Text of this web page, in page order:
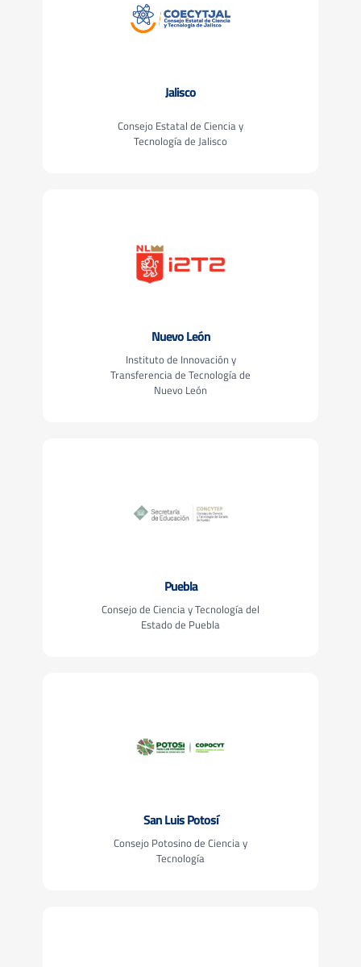
Jalisco
Consejo Estatal de Ciencia y
Tecnología de Jalisco
Nuevo León
Instituto de Innovación y
Transferencia de Tecnología de
Nuevo León
Puebla
Consejo de Ciencia y Tecnología del
Estado de Puebla
San Luis Potosí
Consejo Potosino de Ciencia y
Tecnología